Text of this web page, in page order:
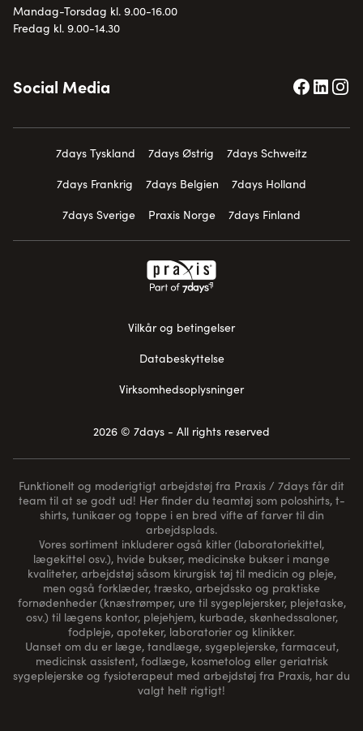
Mandag-Torsdag kl. 9.00-16.00
Fredag kl. 9.00-14.30
Social Media
7days Tyskland 7days Østrig
7days Schweitz
7days Frankrig
7days Belgien
7days Holland
7days Sverige
Praxis Norge 7days Finland
Vilkår og betingelser
Databeskyttelse
Virksomhedsoplysninger
2026 © 7days - All rights reserved
Funktionelt og moderigtigt arbejdstøj fra Praxis / 7days får dit
team til at se godt ud! Her finder du teamtøj som poloshirts, t-
shirts, tunikaer og toppe i en bred vifte af farver til din
arbejdsplads.
Vores sortiment inkluderer også kitler (laboratoriekittel,
lægekittel osv.), hvide bukser, medicinske bukser i mange
kvaliteter, arbejdstøj såsom kirurgisk tøj til medicin og pleje,
men også forklæder, træsko, arbejdssko og praktiske
fornødenheder (knæstrømper, ure til sygeplejersker, plejetaske,
osv.) til lægens kontor, plejehjem, kurbade, skønhedssaloner,
fodpleje, apoteker, laboratorier og klinikker.
Uanset om du er læge, tandlæge, sygeplejerske, farmaceut,
medicinsk assistent, fodlæge, kosmetolog eller geriatrisk
sygeplejerske og fysioterapeut med arbejdstøj fra Praxis, har du
valgt helt rigtigt!